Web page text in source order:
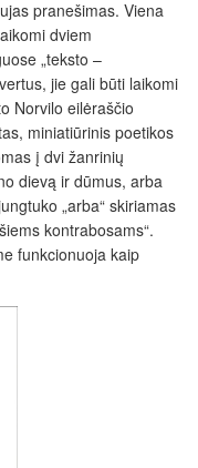
pranešimas. Viena
dviem
„teksto –
jie gali būti laikomi
Norvilo eilėraščio
miniatiūrinis poetikos
į dvi žanrinių
dievą ir dūmus, arba
„arba“ skiriamas
kontrabosams“.
funkcionuoja kaip